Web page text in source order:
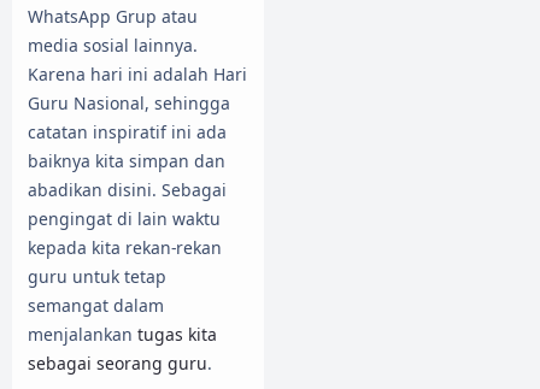
WhatsApp Grup atau
media sosial lainnya.
Karena hari ini adalah Hari
Guru Nasional, sehingga
catatan inspiratif ini ada
baiknya kita simpan dan
abadikan disini. Sebagai
pengingat di lain waktu
kepada kita rekan-rekan
guru untuk tetap
semangat dalam
menjalankan tugas kita
sebagai seorang guru.